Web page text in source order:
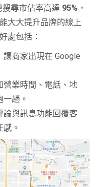
尋市佔率高達 95% ，
能大大提升品牌的線上
處包括：
讓商家出現在 Google
營業時間、電話、地
趟。
論與訊息功能回覆客
。